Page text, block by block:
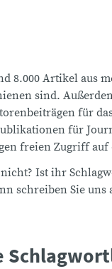
8.000 Artikel aus
sind.
für
für
freien Zugriff auf
Ist ihr
schreiben Sie uns